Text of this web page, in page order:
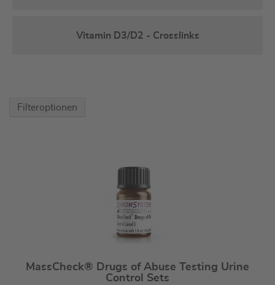
Vitamin D3/D2 - Crosslinks
MassCheck® Drugs of Abuse Testing Urine
Control Sets
Filteroptionen